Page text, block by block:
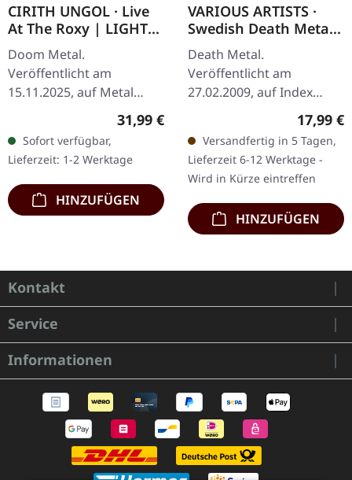
CIRITH UNGOL · Live
At The Roxy | LIGHT
BLUE MARBLED
2LP+DVD
Doom Metal.
Veröffentlicht am
15.11.2025, auf Metal
marmoriertes Doppel-
Vinyl im Gatefold-Cover.
Enthält Poster,…
Regulärer Preis:
31,99 €
Sofort verfügbar,
Lieferzeit: 1-2 Werktage
HINZUFÜGEN
VARIOUS ARTISTS ·
Swedish Death Metal
| 3CD DIGIPAK
Death Metal.
Veröffentlicht am
27.02.2009, auf Index
Verlag. Companion to the
"Swedish Death Metal"
Book, feat. more than 50
relevant tracks, the…
17,99 €
Versandfertig in 5 Tagen,
Lieferzeit 6-12 Werktage -
Wird in Kürze eintreffen
HINZUFÜGEN
Kontakt
Service
Informationen